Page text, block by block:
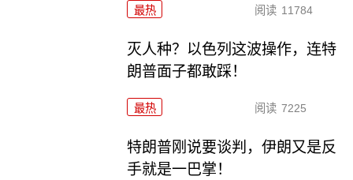
最热 阅读 11784
灭人种？以色列这波操作，连特
朗普面子都敢踩！
最热 阅读 7225
特朗普刚说要谈判，伊朗又是反
手就是一巴掌！